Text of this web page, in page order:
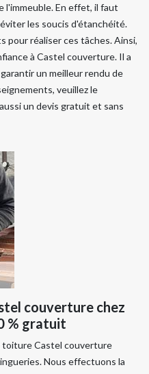
l'immeuble. En effet, il faut
les soucis d'étanchéité.
pour réaliser ces tâches. Ainsi,
à Castel couverture. Il a
un meilleur rendu de
veuillez le
un devis gratuit et sans
couverture chez
% gratuit
Castel couverture
Nous effectuons la